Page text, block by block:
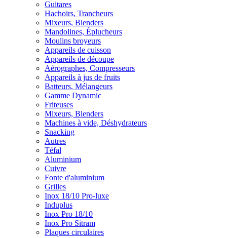
Guitares
Hachoirs, Trancheurs
Mixeurs, Blenders
Mandolines, Éplucheurs
Moulins broyeurs
Appareils de cuisson
Appareils de découpe
Aérographes, Compresseurs
Appareils à jus de fruits
Batteurs, Mélangeurs
Gamme Dynamic
Friteuses
Mixeurs, Blenders
Machines à vide, Déshydrateurs
Snacking
Autres
Téfal
Aluminium
Cuivre
Fonte d'aluminium
Grilles
Inox 18/10 Pro-luxe
Induplus
Inox Pro 18/10
Inox Pro Sitram
Plaques circulaires